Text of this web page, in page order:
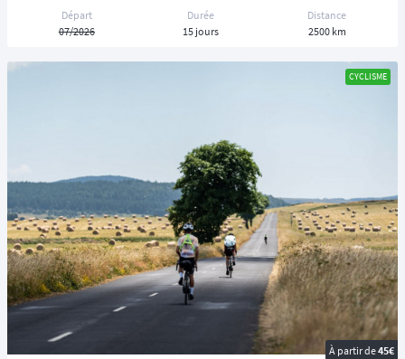
Départ
07/2026
Durée
15 jours
Distance
2500 km
CYCLISME
À partir de45€